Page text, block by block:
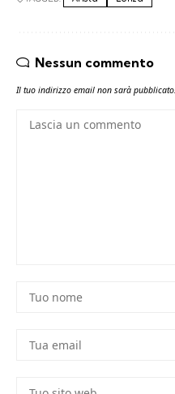
Nessun commento
Il tuo indirizzo email non sarà pubblicato.